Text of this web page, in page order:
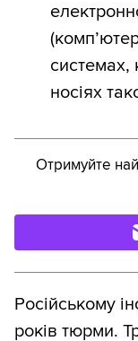
системах,
носіях
Отримуйте
Російському
років тюрми.